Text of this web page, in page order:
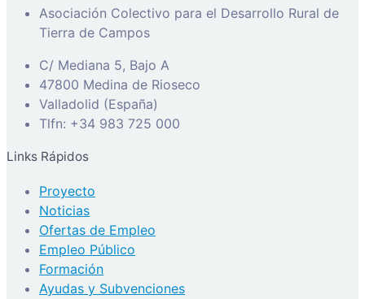
Asociación Colectivo para el Desarrollo Rural de
Tierra de Campos
C/ Mediana 5, Bajo A
47800 Medina de Rioseco
Valladolid (España)
Tlfn: +34 983 725 000
Links Rápidos
Proyecto
Noticias
Ofertas de Empleo
Empleo Público
Formación
Ayudas y Subvenciones